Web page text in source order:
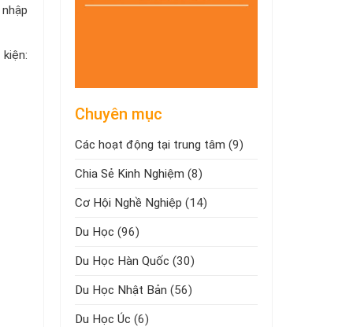
Chuyên mục
Các hoạt động tại trung tâm (9)
Chia Sẻ Kinh Nghiệm (8)
Cơ Hội Nghề Nghiệp (14)
Du Học (96)
Du Học Hàn Quốc (30)
Du Học Nhật Bản (56)
Du Học Úc (6)